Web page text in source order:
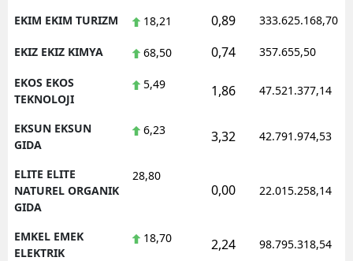
EKIM EKIM TURIZM 18,21 0,89 333.625.168,70
EKIZ EKIZ KIMYA 68,50 0,74 357.655,50
EKOS EKOS
TEKNOLOJI
5,49 1,86 47.521.377,14
EKSUN EKSUN
GIDA
6,23 3,32 42.791.974,53
ELITE ELITE
NATUREL ORGANIK
GIDA
28,80
0,00 22.015.258,14
EMKEL EMEK
ELEKTRIK
18,70 2,24 98.795.318,54